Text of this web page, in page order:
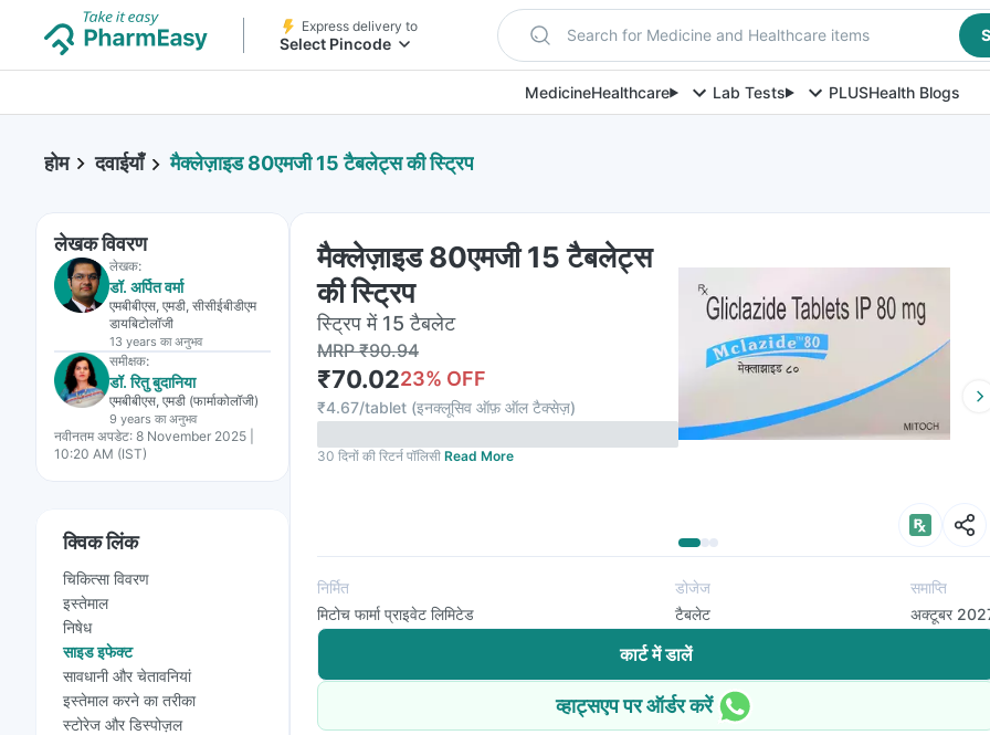
Express delivery to
Select Pincode Search for Medicine and Healthcare items
MedicineHealthcare Lab Tests PLUSHealth Blogs
होम दवाईयाँ मैक्लेज़ाइड 80एमजी 15 टैबलेट्स की स्ट्रिप
लेखक विवरण
लेखक:
डॉ. अर्पित वर्मा
एमबीबीएस, एमडी, सीसीईबीडीएम
डायबिटोलॉजी
13 years का अनुभव
समीक्षक:
डॉ. रितु बुदानिया
एमबीबीएस, एमडी (फार्माकोलॉजी)
9 years का अनुभव
नवीनतम अपडेट: 8 November 2025 |
10:20 AM (IST)
क्विक लिंक
चिकित्सा विवरण
इस्तेमाल
निषेध
साइड इफेक्ट
सावधानी और चेतावनियां
इस्तेमाल करने का तरीका
स्टोरेज और डिस्पोज़ल
मैक्लेज़ाइड 80एमजी 15 टैबलेट्स
की स्ट्रिप
स्ट्रिप में 15 टैबलेट
MRP₹90.94
₹70.0223% OFF
₹4.67/tablet (इनक्लूसिव ऑफ़ ऑल टैक्सेज़)
30 दिनों की रिटर्न पॉलिसी Read More
निर्मित
मिटोच फार्मा प्राइवेट लिमिटेड
डोजेज
टैबलेट
समाप्ति
अक्टूबर
कार्ट में डालें
व्हाट्सएप पर ऑर्डर करें